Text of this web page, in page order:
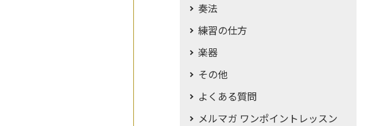
奏法
練習の仕方
楽器
その他
よくある質問
メルマガ ワンポイントレッスン